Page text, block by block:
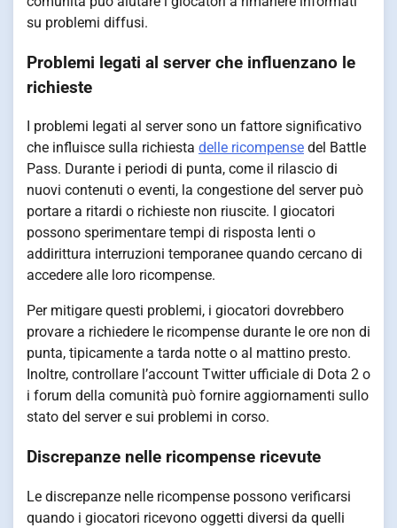
su problemi diffusi.
Problemi legati al server che influenzano le
richieste
I problemi legati al server sono un fattore significativo
che influisce sulla richiesta delle ricompense del Battle
Pass. Durante i periodi di punta, come il rilascio di
nuovi contenuti o eventi, la congestione del server può
portare a ritardi o richieste non riuscite. I giocatori
possono sperimentare tempi di risposta lenti o
addirittura interruzioni temporanee quando cercano di
accedere alle loro ricompense.
Per mitigare questi problemi, i giocatori dovrebbero
provare a richiedere le ricompense durante le ore non di
punta, tipicamente a tarda notte o al mattino presto.
Inoltre, controllare l’account Twitter ufficiale di Dota 2 o
i forum della comunità può fornire aggiornamenti sullo
stato del server e sui problemi in corso.
Discrepanze nelle ricompense ricevute
Le discrepanze nelle ricompense possono verificarsi
quando i giocatori ricevono oggetti diversi da quelli